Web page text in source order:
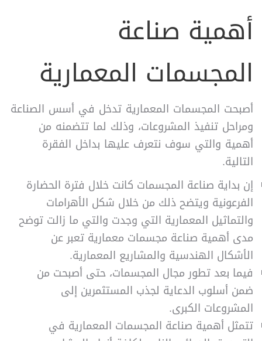
أهمية صناعة
المجسمات المعمارية
أصبحت المجسمات المعمارية تدخل في أسس الصناعة
ومراحل تنفيذ المشروعات، وذلك لما تتضمنه من
أهمية والتي سوف نتعرف عليها بداخل الفقرة
التالية.
إن بداية صناعة المجسمات كانت خلال فترة الحضارة
الفرعونية ويتضح ذلك من خلال شكل الأهرامات
والتماثيل المعمارية التي وجدت والتي ما زالت توضح
مدى أهمية صناعة مجسمات معمارية تعبر عن
الأشكال الهندسية والمشاريع المعمارية.
فيما بعد تطور مجال المجسمات، حتى أصبحت من
ضمن أسلوب الدعاية لجذب المستثمرين إلى
المشروعات الكبرى.
تتمثل أهمية صناعة المجسمات المعمارية في